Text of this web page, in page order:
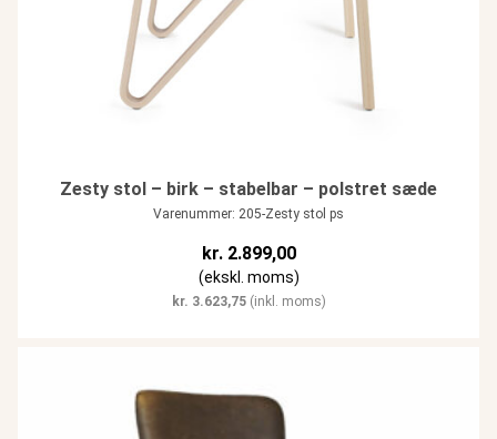
Zesty stol – birk – stabelbar – polstret sæde
Varenummer: 205-Zesty stol ps
kr.2.899,00
(ekskl. moms)
kr. 3.623,75(inkl. moms)